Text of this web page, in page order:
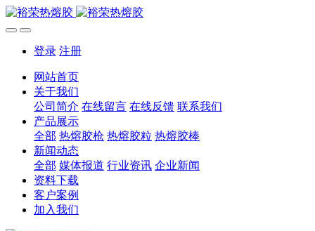
登录 注册
网站首页
关于我们
公司简介 在线留言 在线反馈 联系我们
产品展示
全部 热熔胶枪 热熔胶粒 热熔胶棒
新闻动态
全部 媒体报道 行业资讯 企业新闻
资料下载
客户案例
加入我们